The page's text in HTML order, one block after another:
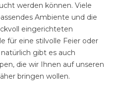
werden können. Viele
Ambiente und die
eingerichteten
für eine stilvolle Feier oder
gibt es auch
die wir Ihnen auf unseren
bringen wollen.